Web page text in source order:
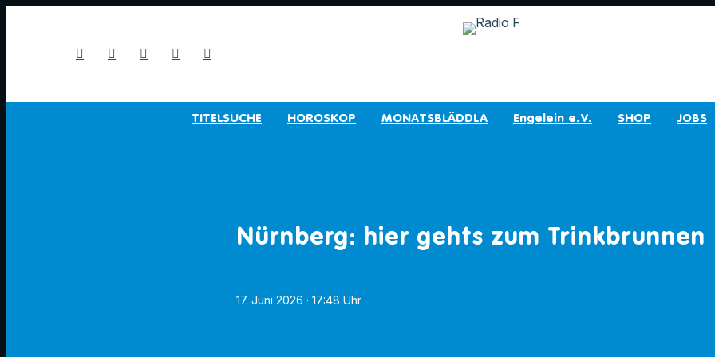
TITELSUCHE HOROSKOP MONATSBLÄDDLA Engelein e.V. SHOP JOBS
Nürnberg: hier gehts zum Trinkbrunnen
17. Juni 2026 · 17:48 Uhr